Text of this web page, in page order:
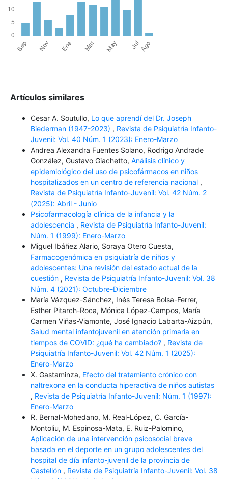
Artículos similares
Cesar A. Soutullo, Lo que aprendí del Dr. Joseph
Biederman (1947-2023) , Revista de Psiquiatría Infanto-
Juvenil: Vol. 40 Núm. 1 (2023): Enero-Marzo
Andrea Alexandra Fuentes Solano, Rodrigo Andrade
González, Gustavo Giachetto, Análisis clínico y
epidemiológico del uso de psicofármacos en niños
hospitalizados en un centro de referencia nacional ,
Revista de Psiquiatría Infanto-Juvenil: Vol. 42 Núm. 2
(2025): Abril - Junio
Psicofarmacología clínica de la infancia y la
adolescencia , Revista de Psiquiatría Infanto-Juvenil:
Núm. 1 (1999): Enero-Marzo
Miguel Ibáñez Alario, Soraya Otero Cuesta,
Farmacogenómica en psiquiatría de niños y
adolescentes: Una revisión del estado actual de la
cuestión , Revista de Psiquiatría Infanto-Juvenil: Vol. 38
Núm. 4 (2021): Octubre-Diciembre
María Vázquez-Sánchez, Inés Teresa Bolsa-Ferrer,
Esther Pitarch-Roca, Mónica López-Campos, María
Carmen Viñas-Viamonte, José Ignacio Labarta-Aizpún,
Salud mental infantojuvenil en atención primaria en
tiempos de COVID: ¿qué ha cambiado? , Revista de
Psiquiatría Infanto-Juvenil: Vol. 42 Núm. 1 (2025):
Enero-Marzo
X. Gastaminza, Efecto del tratamiento crónico con
naltrexona en la conducta hiperactiva de niños autistas
, Revista de Psiquiatría Infanto-Juvenil: Núm. 1 (1997):
Enero-Marzo
R. Bernal-Mohedano, M. Real-López, C. García-
Montoliu, M. Espinosa-Mata, E. Ruiz-Palomino,
Aplicación de una intervención psicosocial breve
basada en el deporte en un grupo adolescentes del
hospital de día infanto-juvenil de la provincia de
Castellón , Revista de Psiquiatría Infanto-Juvenil: Vol. 38